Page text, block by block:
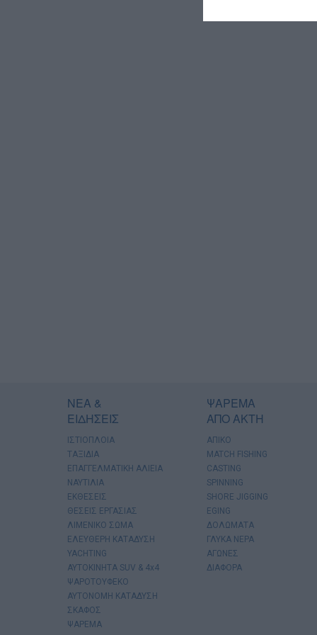
ΝΕΑ &
ΕΙΔΗΣΕΙΣ
ΙΣΤΙΟΠΛΟΙΑ
ΤΑΞΙΔΙΑ
ΕΠΑΓΓΕΛΜΑΤΙΚΗ ΑΛΙΕΙΑ
ΝΑΥΤΙΛΙΑ
ΕΚΘΕΣΕΙΣ
ΘΕΣΕΙΣ ΕΡΓΑΣΙΑΣ
ΛΙΜΕΝΙΚΟ ΣΩΜΑ
ΕΛΕΥΘΕΡΗ ΚΑΤΑΔΥΣΗ
YACHTING
AYTOKINHTA SUV & 4x4
ΨΑΡΟΤΟΥΦΕΚΟ
ΑΥΤΟΝΟΜΗ ΚΑΤΑΔΥΣΗ
ΣΚΑΦΟΣ
ΨΑΡΕΜΑ
ΨΑΡΕΜΑ
ΑΠΟ ΑΚΤΗ
ΑΠΙΚΟ
MATCH FISHING
CASTING
SPINNING
SHORE JIGGING
EGING
ΔΟΛΩΜΑΤΑ
ΓΛΥΚΑ ΝΕΡΑ
ΑΓΩΝΕΣ
ΔΙΑΦΟΡΑ